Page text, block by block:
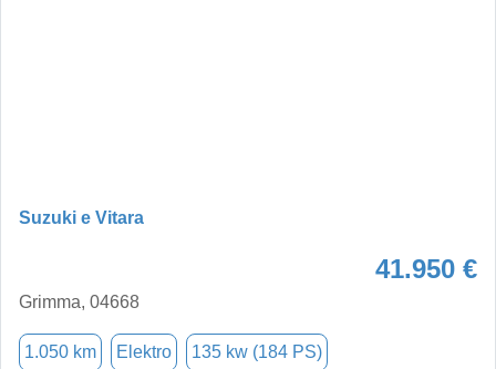
Suzuki e Vitara
41.950 €
Grimma, 04668
1.050 km Elektro 135 kw (184 PS)